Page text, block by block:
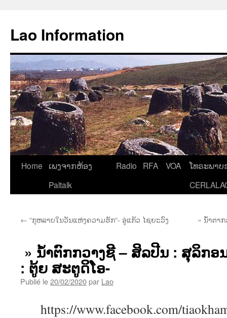
contenu
Lao Information
Home
ເພງຈາກຫ້ອງ
Paltalk
Radio RFA VOA
ໂທຣະພາບ
← “ກຸຫລາບໃນວັນແຫ່ງຄວາມຮັກ“- ອູ່ແກ້ວ ໄຊຍະວົງ » ນໍ້າຕາ
» ນໍ້າຕົກກວາງຊີ – ສິລປີນ : ສຸລິກ
: ຕູ້ຍ ສະຕູດິໂອ-
Publié le20/02/2020par Lao
https://www.facebook.com/